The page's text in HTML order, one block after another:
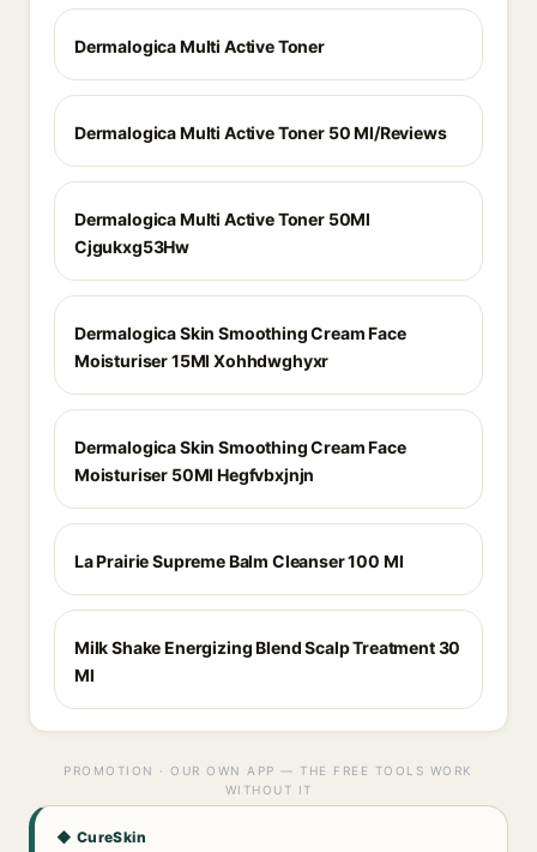
Dermalogica Multi Active Toner
Dermalogica Multi Active Toner 50 Ml/Reviews
Dermalogica Multi Active Toner 50Ml
Cjgukxg53Hw
Dermalogica Skin Smoothing Cream Face
Moisturiser 15Ml Xohhdwghyxr
Dermalogica Skin Smoothing Cream Face
Moisturiser 50Ml Hegfvbxjnjn
La Prairie Supreme Balm Cleanser 100 Ml
Milk Shake Energizing Blend Scalp Treatment 30
Ml
PROMOTION · OUR OWN APP — THE FREE TOOLS WORK
WITHOUT IT
◆ CureSkin